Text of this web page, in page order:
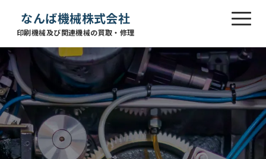
なんば機械株式会社
印刷機械及び関連機械の買取・修理